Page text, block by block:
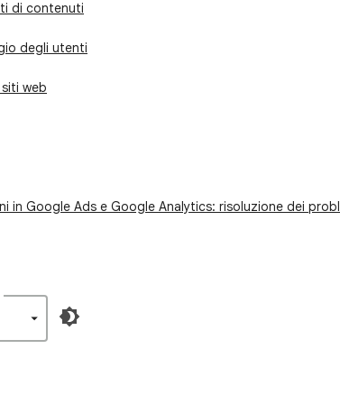
di contenuti
degli utenti
web
in Google Ads e Google Analytics: risoluzione dei